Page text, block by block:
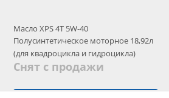
Масло XPS 4Т 5W-40
Полусинтетическое моторное 18,92л
(для квадроцикла и гидроцикла)
Снят с продажи